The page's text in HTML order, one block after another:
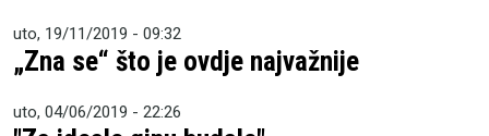
uto, 19/11/2019 - 09:32
„Zna se“ što je ovdje najvažnije
uto, 04/06/2019 - 22:26